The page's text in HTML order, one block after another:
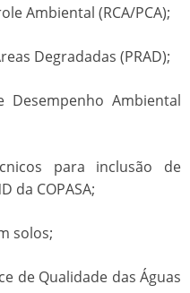
Ambiental (RCA/PCA);
Degradadas (PRAD);
Ambiental
para inclusão de
da COPASA;
solos;
de Qualidade das Águas